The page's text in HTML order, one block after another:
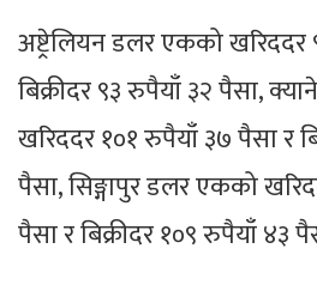
अष्ट्रेलियन डलर एकको
बिक्रीदर ९३ रुपैयाँ ३२ पैसा,
खरिददर १०१ रुपैयाँ ३७ पैसा र
पैसा, सिङ्गापुर डलर एकको
पैसा र बिक्रीदर १०९ रुपैयाँ ४३